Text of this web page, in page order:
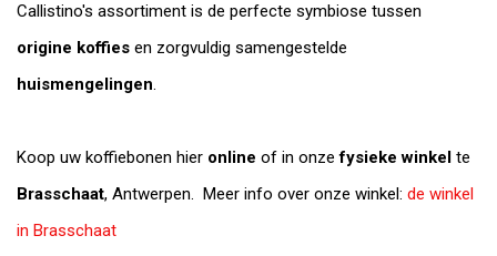
Callistino's assortiment is de perfecte symbiose tussen
origine koffies en zorgvuldig samengestelde
huismengelingen.
Koop uw koffiebonen hier online of in onzefysieke winkel te
Brasschaat, Antwerpen. Meer info over onze winkel: de winkel
in Brasschaat